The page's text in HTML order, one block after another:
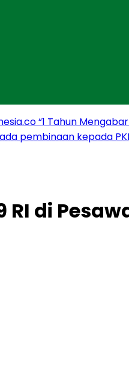
“1 Tahun
pembinaan kepada
di